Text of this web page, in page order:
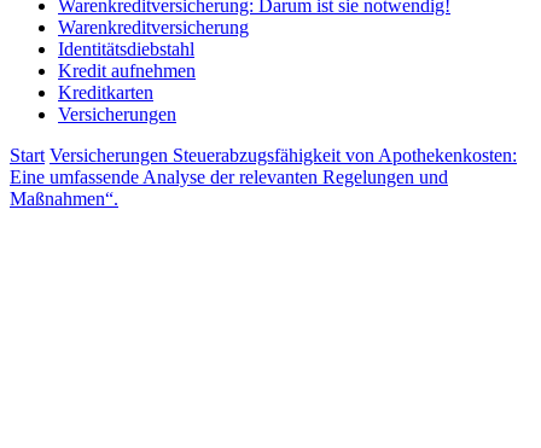
Warenkreditversicherung: Darum ist sie notwendig!
Warenkreditversicherung
Identitätsdiebstahl
Kredit aufnehmen
Kreditkarten
Versicherungen
Start Versicherungen Steuerabzugsfähigkeit von Apothekenkosten:
Eine umfassende Analyse der relevanten Regelungen und
Maßnahmen“.